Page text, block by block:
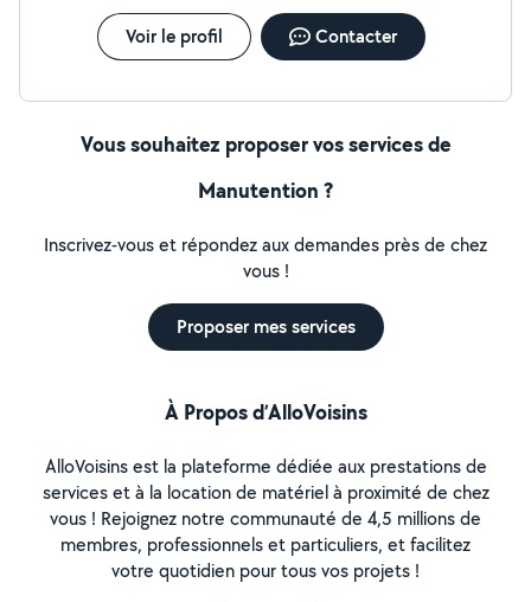
Voir le profil Contacter
Vous souhaitez proposer vos services de
Manutention ?
Inscrivez-vous et répondez aux demandes près de chez
vous !
Proposer mes services
À Propos d’AlloVoisins
AlloVoisins est la plateforme dédiée aux prestations de
services et à la location de matériel à proximité de chez
vous ! Rejoignez notre communauté de 4,5 millions de
membres, professionnels et particuliers, et facilitez
votre quotidien pour tous vos projets !